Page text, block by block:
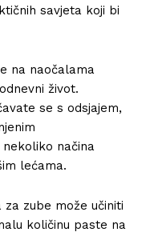
savjeta koji bi
na naočalama
život.
se s odsjajem,
načina
lećama.
zube može učiniti
količinu paste na